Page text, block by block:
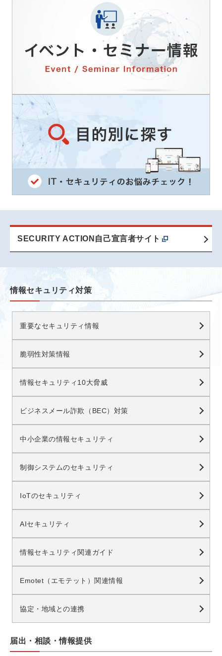
SECURITY ACTION自己宣言者サイト
情報セキュリティ対策
重要なセキュリティ情報
脆弱性対策情報
情報セキュリティ10大脅威
ビジネスメール詐欺（BEC）対策
中小企業の情報セキュリティ
制御システムのセキュリティ
IoTのセキュリティ
AIセキュリティ
情報セキュリティ関連ガイド
Emotet（エモテット）関連情報
協定・地域との連携
届出・相談・情報提供